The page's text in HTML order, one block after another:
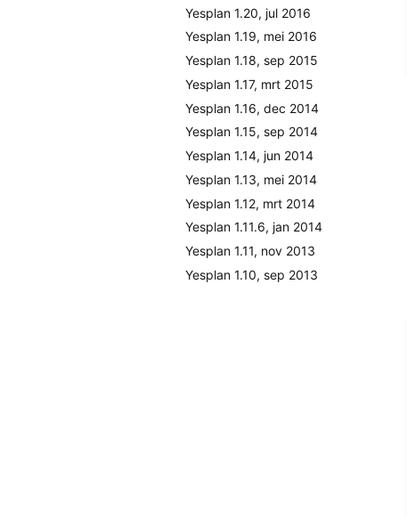
Yesplan 1.20, jul 2016
Yesplan 1.19, mei 2016
Yesplan 1.18, sep 2015
Yesplan 1.17, mrt 2015
Yesplan 1.16, dec 2014
Yesplan 1.15, sep 2014
Yesplan 1.14, jun 2014
Yesplan 1.13, mei 2014
Yesplan 1.12, mrt 2014
Yesplan 1.11.6, jan 2014
Yesplan 1.11, nov 2013
Yesplan 1.10, sep 2013